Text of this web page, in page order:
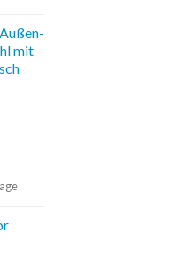
mit